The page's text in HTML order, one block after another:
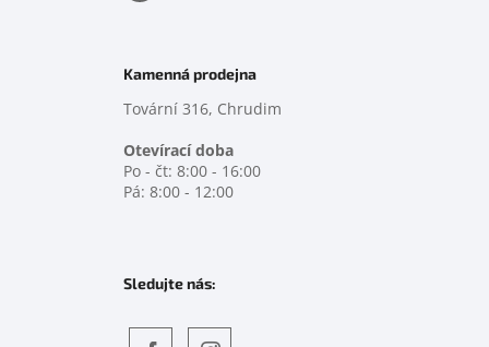
Kamenná prodejna
Tovární 316, Chrudim
Otevírací doba
Po - čt: 8:00 - 16:00
Pá: 8:00 - 12:00
Sledujte nás: